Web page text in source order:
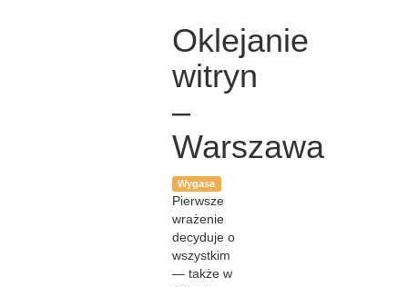
Oklejanie
witryn
–
Warszawa
Wygasa
Pierwsze
wrażenie
decyduje o
wszystkim
— także w